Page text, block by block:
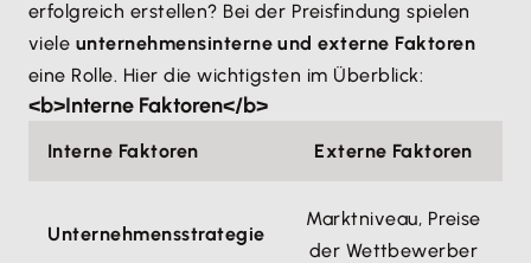
erfolgreich erstellen? Bei der Preisfindung spielen
viele unternehmensinterne und externe Faktoren
eine Rolle. Hier die wichtigsten im Überblick:
<b>Interne Faktoren</b>
Interne Faktoren Externe Faktoren
Unternehmensstrategie
Marktniveau, Preise
der Wettbewerber